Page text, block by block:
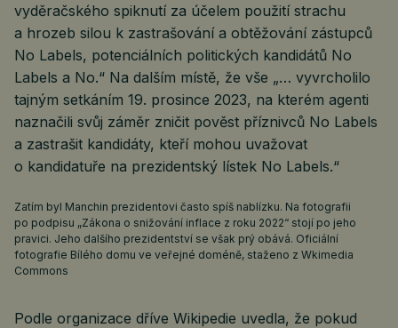
vyděračského spiknutí za účelem použití strachu
a hrozeb silou k zastrašování a obtěžování zástupců
No Labels, potenciálních politických kandidátů No
Labels a No.“ Na dalším místě, že vše „… vyvrcholilo
tajným setkáním 19. prosince 2023, na kterém agenti
naznačili svůj záměr zničit pověst příznivců No Labels
a zastrašit kandidáty, kteří mohou uvažovat
o kandidatuře na prezidentský lístek No Labels.“
Zatím byl Manchin prezidentovi často spíš nablízku. Na fotografii
po podpisu „Zákona o snižování inflace z roku 2022“ stojí po jeho
pravici. Jeho dalšího prezidentství se však prý obává. Oficiální
fotografie Bílého domu ve veřejné doméně, staženo z Wkimedia
Commons
Podle organizace dříve Wikipedie uvedla, že pokud